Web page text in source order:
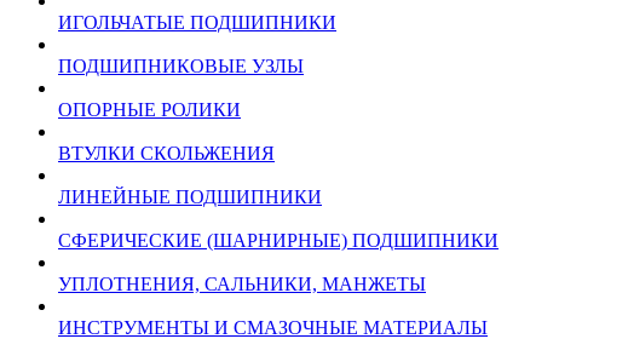
ИГОЛЬЧАТЫЕ ПОДШИПНИКИ
ПОДШИПНИКОВЫЕ УЗЛЫ
ОПОРНЫЕ РОЛИКИ
ВТУЛКИ СКОЛЬЖЕНИЯ
ЛИНЕЙНЫЕ ПОДШИПНИКИ
СФЕРИЧЕСКИЕ (ШАРНИРНЫЕ) ПОДШИПНИКИ
УПЛОТНЕНИЯ, САЛЬНИКИ, МАНЖЕТЫ
ИНСТРУМЕНТЫ И СМАЗОЧНЫЕ МАТЕРИАЛЫ